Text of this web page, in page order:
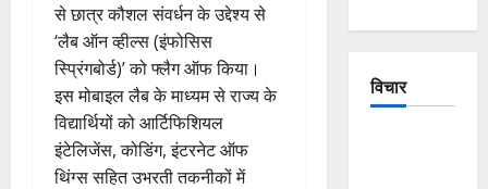
से छात्र कौशल संवर्धन के उद्देश्य से
‘लैब ऑन व्हील्स (इंफोसिस
स्प्रिंगबोर्ड)’ को फ्लैग ऑफ किया।
इस मोबाइल लैब के माध्यम से राज्य के
विद्यार्थियों को आर्टिफिशियल
इंटेलिजेंस, कोडिंग, इंटरनेट ऑफ
थिंग्स सहित उभरती तकनीकों में
विचार